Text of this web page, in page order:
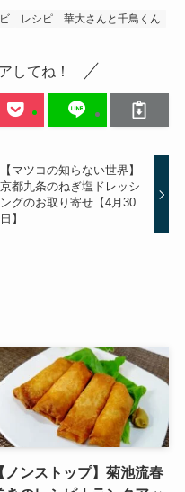
レシピ 華大さんと千鳥くん
してね！
【マツコの知らない世界】
京都九条のねぎ塩ドレッシ
ングのお取り寄せ【4月30
日】
【ノンストップ】菊池流春